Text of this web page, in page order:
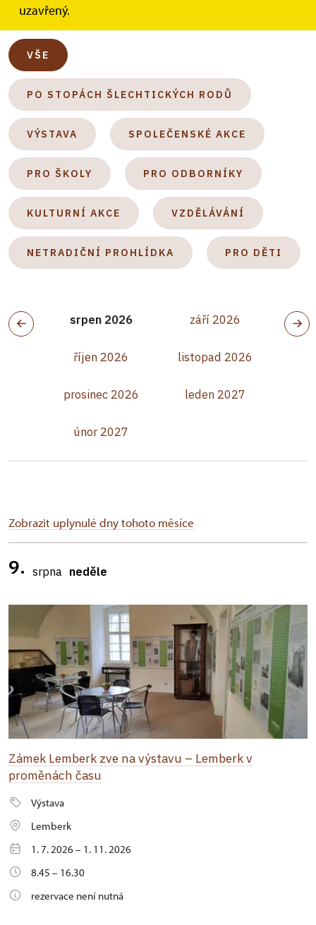
uzavřený.
Kategorie akcí
VŠE
PO STOPÁCH ŠLECHTICKÝCH RODŮ
VÝSTAVA SPOLEČENSKÉ AKCE
PRO ŠKOLY PRO ODBORNÍKY
KULTURNÍ AKCE VZDĚLÁVÁNÍ
NETRADIČNÍ PROHLÍDKA PRO DĚTI
srpen 2026 září 2026
říjen 2026 listopad 2026
prosinec 2026 leden 2027
únor 2027
Zobrazit uplynulé dny tohoto měsíce
9. srpna neděle
Zámek Lemberk zve na výstavu – Lemberk v
proměnách času
Výstava
Lemberk
1. 7. 2026 – 1. 11. 2026
8.45 – 16.30
rezervace není nutná